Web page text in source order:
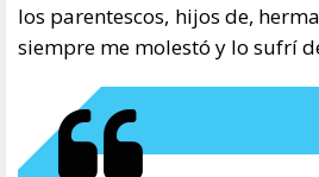
los parentescos, hijos de,
siempre me molestó y lo sufrí